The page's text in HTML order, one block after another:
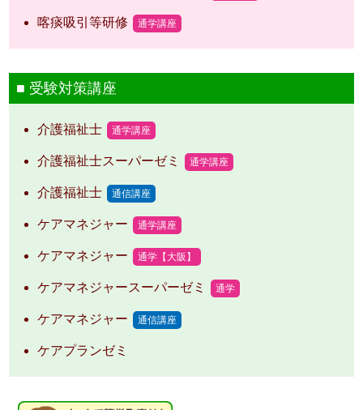
喀痰吸引等研修 通学講座
受験対策講座
介護福祉士 通学講座
介護福祉士スーパーゼミ 通学講座
介護福祉士 通信講座
ケアマネジャー 通学講座
ケアマネジャー 通学【大阪】
ケアマネジャースーパーゼミ 通学
ケアマネジャー 通信講座
ケアプランゼミ